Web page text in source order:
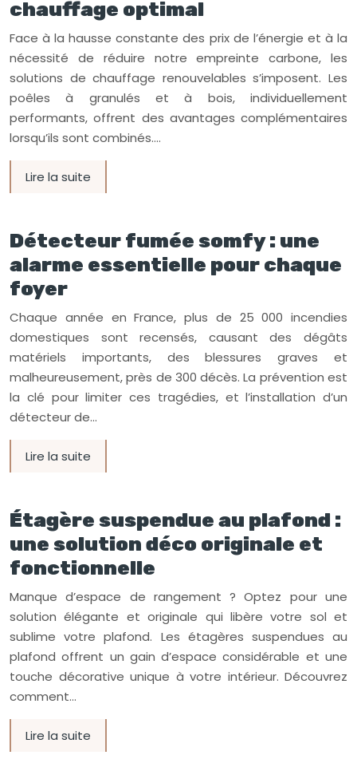
chauffage optimal
Face à la hausse constante des prix de l’énergie et à la
nécessité de réduire notre empreinte carbone, les
solutions de chauffage renouvelables s’imposent. Les
poêles à granulés et à bois, individuellement
performants, offrent des avantages complémentaires
lorsqu’ils sont combinés….
Lire la suite
Détecteur fumée somfy : une
alarme essentielle pour chaque
foyer
Chaque année en France, plus de 25 000 incendies
domestiques sont recensés, causant des dégâts
matériels importants, des blessures graves et
malheureusement, près de 300 décès. La prévention est
la clé pour limiter ces tragédies, et l’installation d’un
détecteur de…
Lire la suite
Étagère suspendue au plafond :
une solution déco originale et
fonctionnelle
Manque d’espace de rangement ? Optez pour une
solution élégante et originale qui libère votre sol et
sublime votre plafond. Les étagères suspendues au
plafond offrent un gain d’espace considérable et une
touche décorative unique à votre intérieur. Découvrez
comment…
Lire la suite